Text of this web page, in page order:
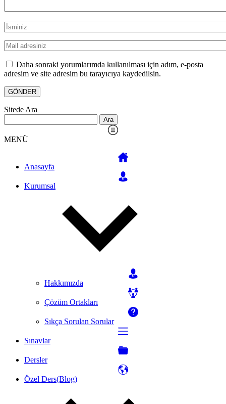
Daha sonraki yorumlarımda kullanılması için adım, e-posta
adresim ve site adresim bu tarayıcıya kaydedilsin.
Sitede Ara
MENÜ
Anasayfa
Kurumsal
Hakkımızda
Çözüm Ortakları
Sıkça Sorulan Sorular
Sınavlar
Dersler
Özel Ders(Blog)